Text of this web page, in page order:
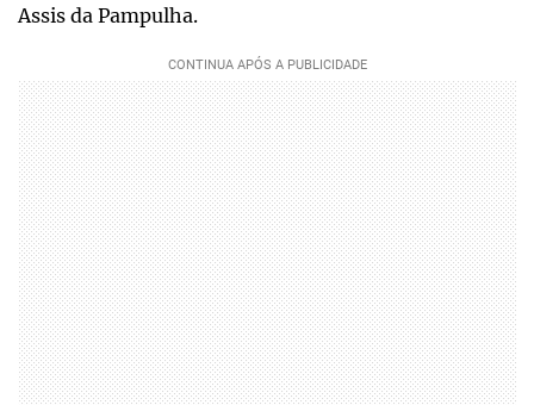
Assis da Pampulha.